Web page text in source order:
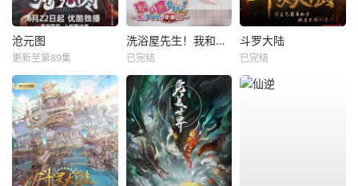
沧元图
更新至第89集
洗浴屋先生！我和那家伙在女浴池！？
已完结
斗罗大陆
已完结